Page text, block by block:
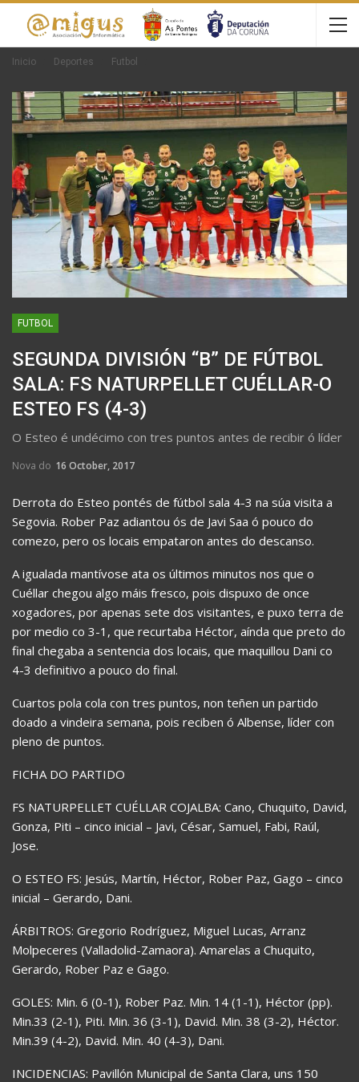
Inicio Deportes Futbol
FUTBOL
SEGUNDA DIVISIÓN “B” DE FÚTBOL
SALA: FS NATURPELLET CUÉLLAR-O
ESTEO FS (4-3)
O Esteo é undécimo con tres puntos antes de recibir ó líder
Nova do 16 October, 2017
Derrota do Esteo pontés de fútbol sala 4-3 na súa visita a
Segovia. Rober Paz adiantou ós de Javi Saa ó pouco do
comezo, pero os locais empataron antes do descanso.
A igualada mantívose ata os últimos minutos nos que o
Cuéllar chegou algo máis fresco, pois dispuxo de once
xogadores, por apenas sete dos visitantes, e puxo terra de
por medio co 3-1, que recurtaba Héctor, aínda que preto do
final chegaba a sentencia dos locais, que maquillou Dani co
4-3 definitivo a pouco do final.
Cuartos pola cola con tres puntos, non teñen un partido
doado a vindeira semana, pois reciben ó Albense, líder con
pleno de puntos.
FICHA DO PARTIDO
FS NATURPELLET CUÉLLAR COJALBA: Cano, Chuquito, David,
Gonza, Piti – cinco inicial – Javi, César, Samuel, Fabi, Raúl,
Jose.
O ESTEO FS: Jesús, Martín, Héctor, Rober Paz, Gago – cinco
inicial – Gerardo, Dani.
ÁRBITROS: Gregorio Rodríguez, Miguel Lucas, Arranz
Molpeceres (Valladolid-Zamaora). Amarelas a Chuquito,
Gerardo, Rober Paz e Gago.
GOLES: Min. 6 (0-1), Rober Paz. Min. 14 (1-1), Héctor (pp).
Min.33 (2-1), Piti. Min. 36 (3-1), David. Min. 38 (3-2), Héctor.
Min.39 (4-2), David. Min. 40 (4-3), Dani.
INCIDENCIAS: Pavillón Municipal de Santa Clara, uns 150